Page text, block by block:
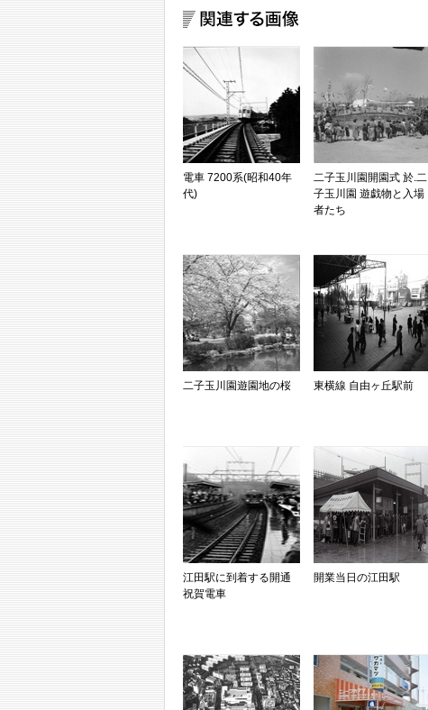
電車 7200系(昭和40年
代)
二子玉川園開園式 於.二
子玉川園 遊戯物と入場
者たち
二子玉川園遊園地の桜 東横線 自由ヶ丘駅前
江田駅に到着する開通
祝賀電車
開業当日の江田駅